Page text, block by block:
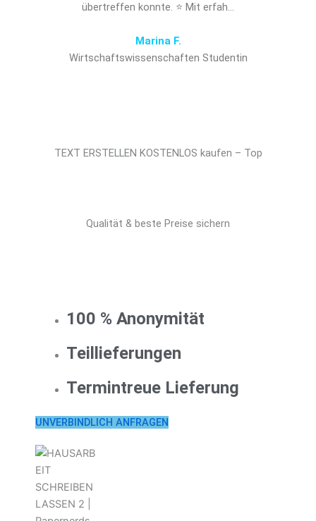
übertreffen konnte. ⭐ Mit erfah…
Marina F.
Wirtschaftswissenschaften Studentin
TEXT ERSTELLEN KOSTENLOS kaufen – Top
Qualität & beste Preise sichern
100 % Anonymität
Teillieferungen
Termintreue Lieferung
UNVERBINDLICH ANFRAGEN